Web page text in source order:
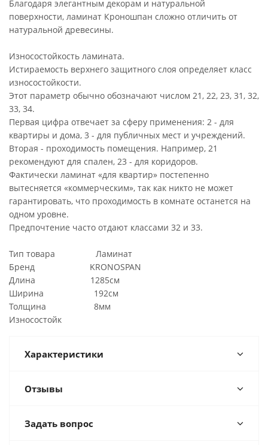
Благодаря элегантным декорам и натуральной
поверхности, ламинат Кроношпан сложно отличить от
натуральной древесины.
Износостойкость ламината.
Истираемость верхнего защитного слоя определяет класс
износостойкости.
Этот параметр обычно обозначают числом 21, 22, 23, 31, 32,
33, 34.
Первая цифра отвечает за сферу применения: 2 - для
квартиры и дома, 3 - для публичных мест и учреждений.
Вторая - проходимость помещения. Например, 21
рекомендуют для спален, 23 - для коридоров.
Фактически ламинат «для квартир» постепенно
вытесняется «коммерческим», так как никто не может
гарантировать, что проходимость в комнате останется на
одном уровне.
Предпочтение часто отдают классами 32 и 33.
Тип товара Ламинат
Бренд KRONOSPAN
Длина 1285см
Ширина 192см
Толщина 8мм
Износостойк
Характеристики
Отзывы
Задать вопрос